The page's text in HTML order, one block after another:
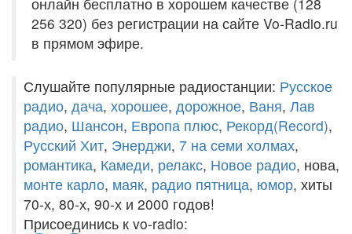
256 320) без регистрации на сайте Vo-Radio.ru
в прямом эфире.
Слушайте популярные радиостанции: Русское
радио, дача, хорошее, дорожное, Ваня, Лав
радио, Шансон, Европа плюс, Рекорд(Record),
Русский Хит, Энерджи, 7 на семи холмах,
романтика, Камеди, релакс, Новое радио, нова,
монте карло, маяк, радио пятница, юмор, хиты
70-х, 80-х, 90-х и 2000 годов!
Присоединись к vo-radio: